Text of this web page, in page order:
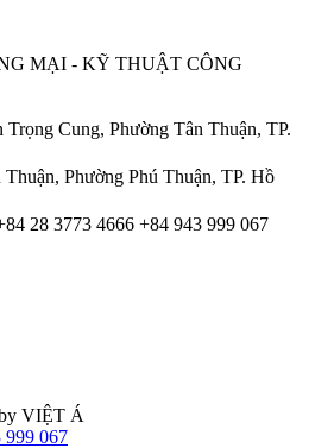
MẠI - KỸ THUẬT CÔNG
Trọng Cung, Phường Tân Thuận, TP.
Phường Phú Thuận, TP. Hồ
28 3773 4666 +84 943 999 067
VIỆT Á
067